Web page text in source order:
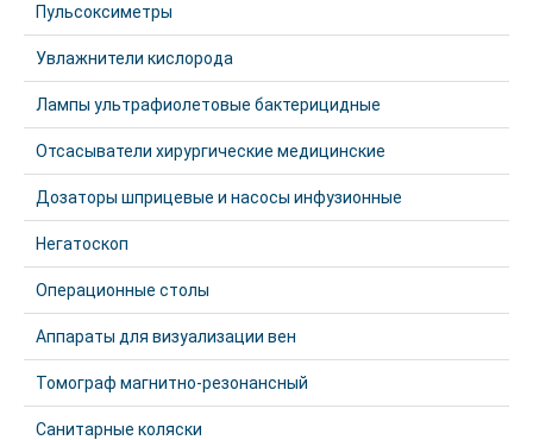
Пульсоксиметры
Увлажнители кислорода
Лампы ультрафиолетовые бактерицидные
Отсасыватели хирургические медицинские
Дозаторы шприцевые и насосы инфузионные
Негатоскоп
Операционные столы
Аппараты для визуализации вен
Томограф магнитно-резонансный
Санитарные коляски